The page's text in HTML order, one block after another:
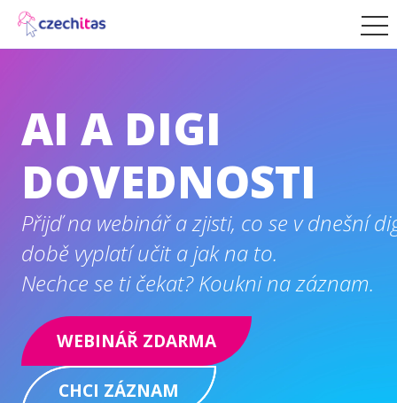
AI A DIGI
DOVEDNOSTI
Přijď na webinář a zjisti, co se v dnešní
době vyplatí učit a jak na to.
Nechce se ti čekat? Koukni na záznam.
WEBINÁŘ ZDARMA
CHCI ZÁZNAM